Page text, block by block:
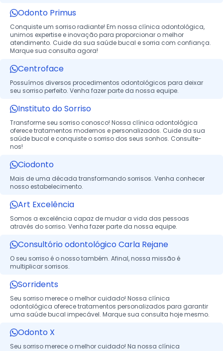
Odonto Primus
Conquiste um sorriso radiante! Em nossa clínica odontológica,
unimos expertise e inovação para proporcionar o melhor
atendimento. Cuide da sua saúde bucal e sorria com confiança.
Marque sua consulta agora!
Centroface
Possuímos diversos procedimentos odontológicos para deixar
seu sorriso perfeito. Venha fazer parte da nossa equipe.
Instituto do Sorriso
Transforme seu sorriso conosco! Nossa clínica odontológica
oferece tratamentos modernos e personalizados. Cuide da sua
saúde bucal e conquiste o sorriso dos seus sonhos. Consulte-
nos!
Ciodonto
Mais de uma década transformando sorrisos. Venha conhecer
nosso estabelecimento.
Art Excelência
Somos a excelência capaz de mudar a vida das pessoas
através do sorriso. Venha fazer parte da nossa equipe.
Consultório odontológico Carla Rejane
O seu sorriso é o nosso também. Afinal, nossa missão é
multiplicar sorrisos.
Sorridents
Seu sorriso merece o melhor cuidado! Nossa clínica
odontológica oferece tratamentos personalizados para garantir
uma saúde bucal impecável. Marque sua consulta hoje mesmo.
Odonto X
Seu sorriso merece o melhor cuidado! Na nossa clínica